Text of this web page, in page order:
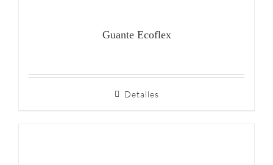
Guante Ecoflex
Detalles